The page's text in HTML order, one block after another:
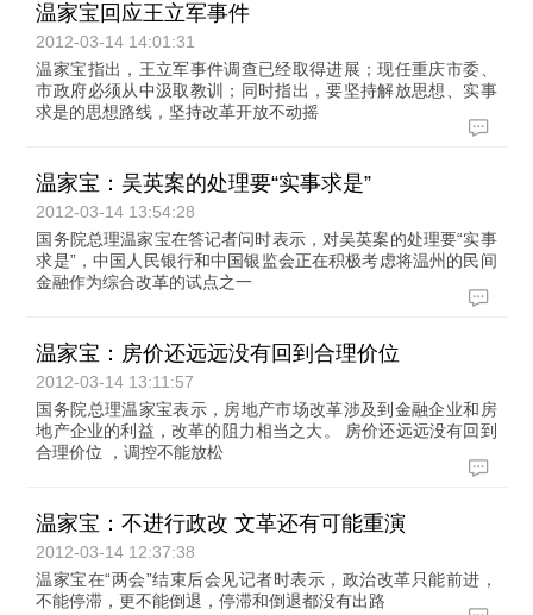
温家宝回应王立军事件
2012-03-14 14:01:31
温家宝指出，王立军事件调查已经取得进展；现任重庆市委、
市政府必须从中汲取教训；同时指出，要坚持解放思想、实事
求是的思想路线，坚持改革开放不动摇
温家宝：吴英案的处理要“实事求是”
2012-03-14 13:54:28
国务院总理温家宝在答记者问时表示，对吴英案的处理要“实事
求是”，中国人民银行和中国银监会正在积极考虑将温州的民间
金融作为综合改革的试点之一
温家宝：房价还远远没有回到合理价位
2012-03-14 13:11:57
国务院总理温家宝表示，房地产市场改革涉及到金融企业和房
地产企业的利益，改革的阻力相当之大。 房价还远远没有回到
合理价位 ，调控不能放松
温家宝：不进行政改 文革还有可能重演
2012-03-14 12:37:38
温家宝在“两会”结束后会见记者时表示，政治改革只能前进，
不能停滞，更不能倒退，停滞和倒退都没有出路